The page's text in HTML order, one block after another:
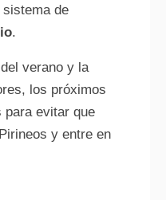
de
.
verano y la
los próximos
para evitar que
y entre en